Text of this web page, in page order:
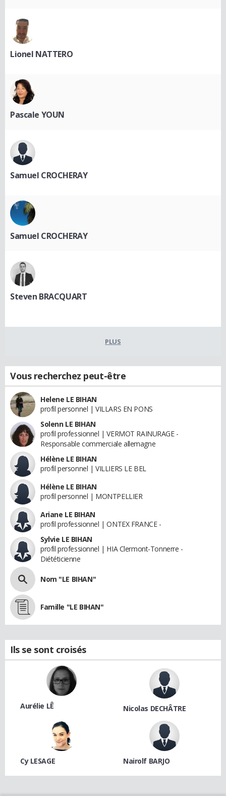
Lionel NATTERO
Pascale YOUN
Samuel CROCHERAY
Samuel CROCHERAY
Steven BRACQUART
PLUS
Vous recherchez peut-être
Helene LE BIHAN
profil personnel | VILLARS EN PONS
Solenn LE BIHAN
profil professionnel | VERMOT RAINURAGE -
Responsable commerciale allemagne
Hélène LE BIHAN
profil personnel | VILLIERS LE BEL
Hélène LE BIHAN
profil personnel | MONTPELLIER
Ariane LE BIHAN
profil professionnel | ONTEX FRANCE -
Sylvie LE BIHAN
profil professionnel | HIA Clermont-Tonnerre -
Diététicienne
Nom "LE BIHAN"
Famille "LE BIHAN"
Ils se sont croisés
Aurélie LÊ Nicolas DECHÂTRE
Cy LESAGE Nairolf BARJO